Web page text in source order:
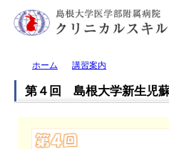
ホーム 講習案内
第４回 島根大学新生児